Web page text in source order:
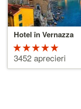
Hotel în Vernazza
5 din 5
3452 aprecieri
44